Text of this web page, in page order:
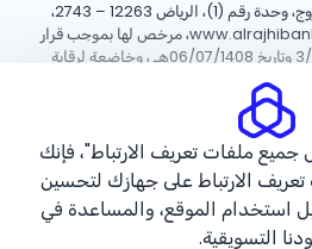
طريق الملك فهد – حي المروج، وحدة رقم (1)، الرياض 12263 – 2743،
الموقع الإلكتروني: www.alrajhibank.com.sa، مرخص لها بموجب قرار
معالي وزير المالية رقم 3/1698 وتاريخ 06/07/1408هـ ، وخاضعة لرقابة
المركزي السعودي.
الراجحي.
سياسة الخصوصية الأحكام والشروط
ملفات تعريف الارتباط"، فإنك
الارتباط على جهازك لتحسين
استخدام الموقع، والمساعدة في
التسويقية.